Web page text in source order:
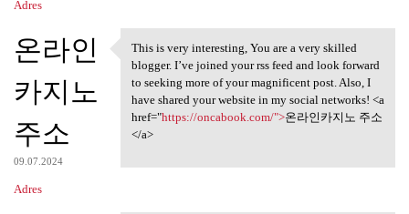
Adres
온라인
카지노
주소
09.07.2024
Adres
This is very interesting, You
This is very interesting, You are a very skilled
blogger. I’ve joined your rss feed and look forward
to seeking more of your magnificent post. Also, I
have shared your website in my social networks! <a
href="https://oncabook.com/">온라인카지노 주소
</a>